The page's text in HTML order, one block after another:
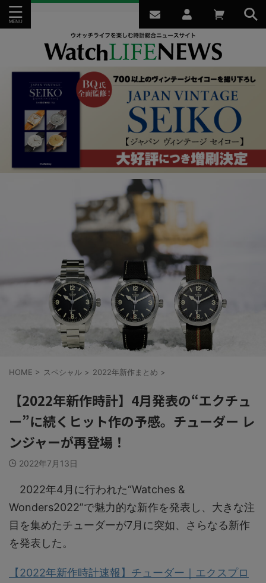
HOME > スペシャル > 2022年新作まとめ >
【2022年新作時計】4月発表の“エクチュ
ー”に続くヒット作の予感。チューダー レ
ンジャーが再登場！
2022年7月13日
2022年4月に行われた“Watches &
Wonders2022”で魅力的な新作を発表し、大きな注
目を集めたチューダーが7月に突如、さらなる新作
を発表した。
【2022年新作時計速報】チューダー｜エクスプロ